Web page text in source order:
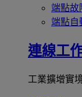
端點故
端點自
連線工
工業擴增實